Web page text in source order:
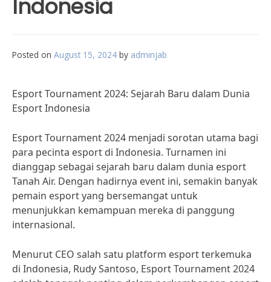
Indonesia
Posted on August 15, 2024 by adminjab
Esport Tournament 2024: Sejarah Baru dalam Dunia
Esport Indonesia
Esport Tournament 2024 menjadi sorotan utama bagi
para pecinta esport di Indonesia. Turnamen ini
dianggap sebagai sejarah baru dalam dunia esport
Tanah Air. Dengan hadirnya event ini, semakin banyak
pemain esport yang bersemangat untuk
menunjukkan kemampuan mereka di panggung
internasional.
Menurut CEO salah satu platform esport terkemuka
di Indonesia, Rudy Santoso, Esport Tournament 2024